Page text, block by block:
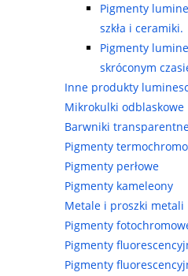
Pigmenty
szkła i ceramiki.
Pigmenty
skróconym
Inne produkty
Mikrokulki odblaskowe
Barwniki
Pigmenty
Pigmenty perłowe
Pigmenty kameleony
Metale i proszki metali
Pigmenty
Pigmenty
Pigmenty